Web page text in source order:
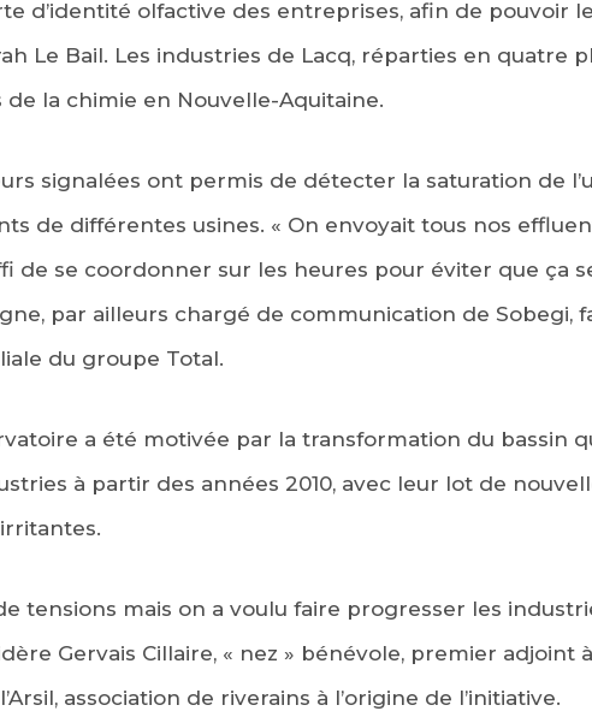
d’identité olfactive des entreprises, afin de pouvoir
Le Bail. Les industries de Lacq, réparties en quatre
la chimie en Nouvelle-Aquitaine.
signalées ont permis de détecter la saturation de
de différentes usines. « On envoyait tous nos
de se coordonner sur les heures pour éviter que ça
par ailleurs chargé de communication de Sobegi,
du groupe Total.
a été motivée par la transformation du bassin
à partir des années 2010, avec leur lot de
tensions mais on a voulu faire progresser les
Gervais Cillaire, « nez » bénévole, premier adjoint
association de riverains à l’origine de l’initiative.